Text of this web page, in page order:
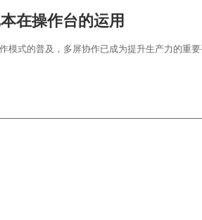
在操作台的运用
模式的普及，多屏协作已成为提升生产力的重